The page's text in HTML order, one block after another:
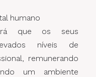
humano
que os seus
níveis de
remunerando
um ambiente